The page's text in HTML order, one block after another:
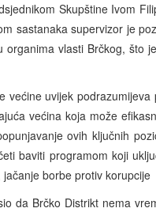
Skupštine Ivom
sastanaka supervizor je
organima vlasti Brčkog, što
većine uvijek
većina koja može
ovih ključnih
baviti programom koji
borbe protiv
da Brčko Distrikt nema